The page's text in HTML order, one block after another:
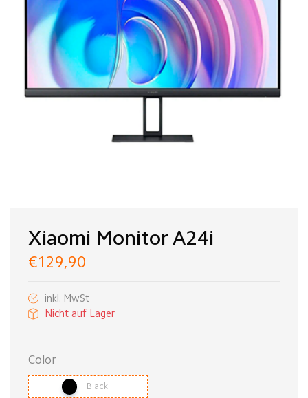
Xiaomi Monitor A24i
€129,90
inkl. MwSt
Nicht auf Lager
Color
Black